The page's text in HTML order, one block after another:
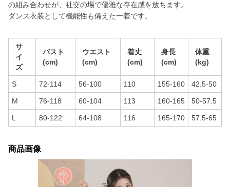
の組み合わせが、社交の場で優雅な存在感を放ちます。
ダンス衣装として機能性も備えた一着です。
サ
イ
ズ
バスト
(cm)
ウエスト
(cm)
着丈
(cm)
身長
(cm)
体重
(kg)
S 72-114 56-100 110 155-160 42.5-50
M 76-118 60-104 113 160-165 50-57.5
L 80-122 64-108 116 165-170 57.5-65
商品画像